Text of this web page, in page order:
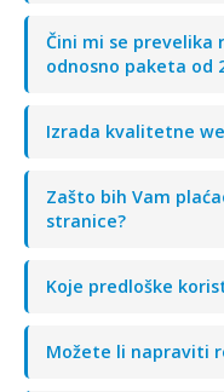
Čini mi se prevelika
odnosno paketa od
Izrada kvalitetne
Zašto bih Vam
stranice?
Koje predloške
Možete li napraviti